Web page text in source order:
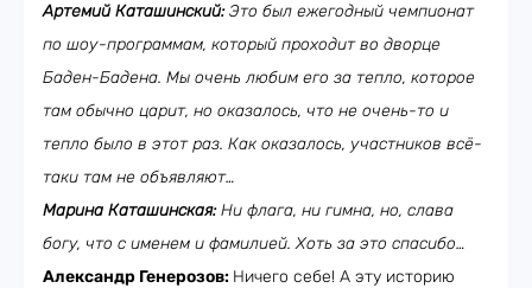
Артемий Каташинский:Это был ежегодный чемпионат
по шоу-программам, который проходит во дворце
Баден-Бадена. Мы очень любим его за тепло, которое
там обычно царит, но оказалось, что не очень-то и
тепло было в этот раз. Как оказалось, участников всё-
таки там не объявляют…
Марина Каташинская:Ни флага, ни гимна, но, слава
богу, что с именем и фамилией. Хоть за это спасибо…
Александр Генерозов: Ничего себе! А эту историю